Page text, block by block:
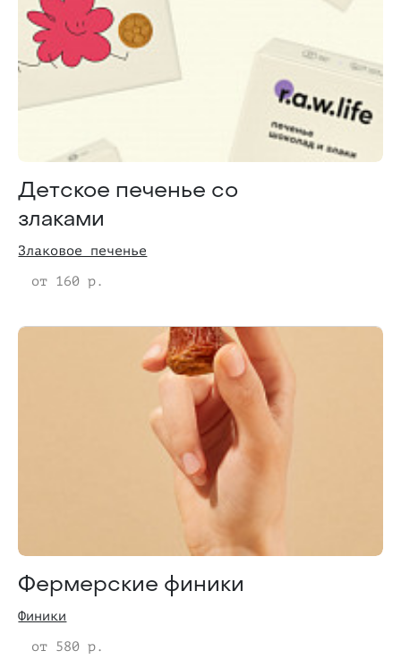
Детское печенье со
злаками
Злаковое печенье
от 160 р.
Фермерские финики
Финики
от 580 р.